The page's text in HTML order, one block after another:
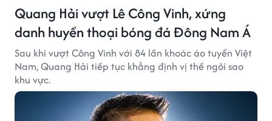
Quang Hải vượt Lê Công Vinh, xứng
danh huyền thoại bóng đá Đông Nam Á
Sau khi vượt Công Vinh với 84 lần khoác áo tuyển Việt
Nam, Quang Hải tiếp tục khẳng định vị thế ngôi sao
khu vực.